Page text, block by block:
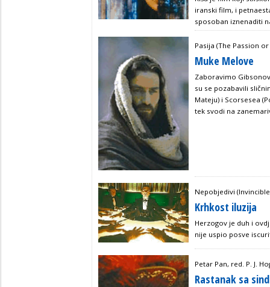
iranski film, i
sposoban iznenaditi
Pasija (The Passion
Muke Melove
Zaboravimo
su se pozabavili
Mateju) i Scorsesea
tek svodi na
Nepobjedivi
Krhkost iluzija
Herzogov je duh i
nije uspio posve
Petar Pan, red. P. J.
Rastanak sa